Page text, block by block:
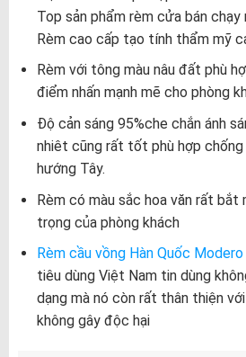
Top sản phẩm rèm cửa bán chạy
Rèm cao cấp tạo tính thẩm mỹ
Rèm với tông màu nâu đất phù
điểm nhấn mạnh mẽ cho phòng
Độ cản sáng 95%che chắn ánh
nhiêt cũng rất tốt phù hợp chống
hướng Tây.
Rèm có màu sắc hoa văn rất
trọng của phòng khách
Rèm cầu vồng Hàn Quốc Modero
tiêu dùng Việt Nam tin dùng
dạng mà nó còn rất thân thiện
không gây độc hại